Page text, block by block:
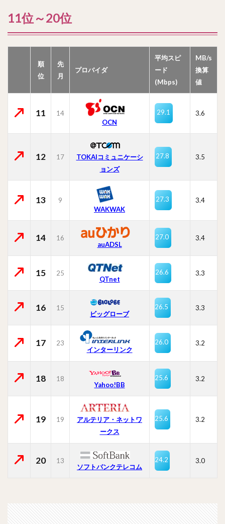
11位～20位
順
位
先
月
プロバイダ
平均スピ
ード
(Mbps)
MB/s
換算
値
11
14
OCN
29.1 3.6
12 17
TOKAIコミュニケーシ
ョンズ
27.8 3.5
13
9
WAKWAK
27.3 3.4
14
16
auADSL
27.0 3.4
15 25
QTnet
26.6 3.3
16 15
ビッグローブ
26.5 3.3
17
23
インターリンク
26.0 3.2
18 18
Yahoo!BB
25.6 3.2
19 19
アルテリア・ネットワ
ークス
25.6 3.2
20 13
ソフトバンクテレコム
24.2 3.0